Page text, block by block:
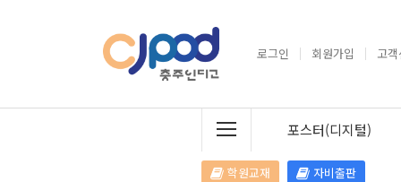
로그인 회원가입 고
포스터(디지털)
학원교재 자비출판